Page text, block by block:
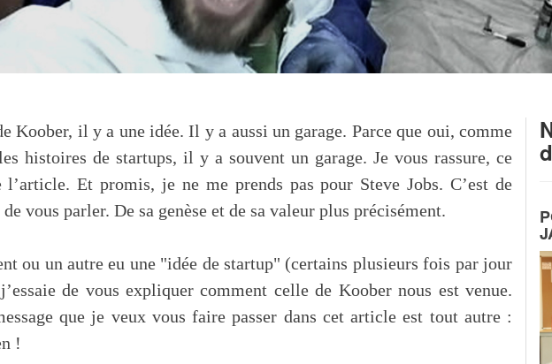
Koober, il y a une idée. Il y a aussi un garage. Parce que oui, comme
histoires de startups, il y a souvent un garage. Je vous rassure, ce
l’article. Et promis, je ne me prends pas pour Steve Jobs. C’est de
vous parler. De sa genèse et de sa valeur plus précisément.
ou un autre eu une "idée de startup" (certains plusieurs fois par jour
de vous expliquer comment celle de Koober nous est venue.
que je veux vous faire passer dans cet article est tout autre :
!